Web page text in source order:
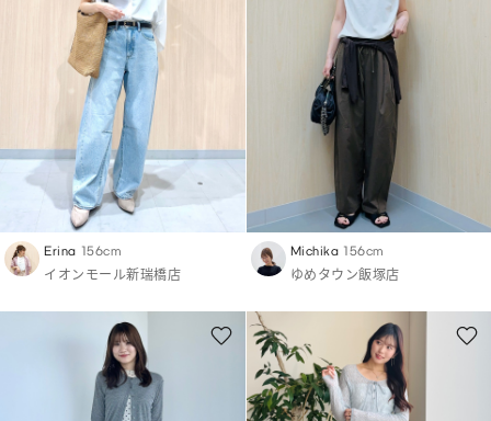
Erina 156cm
イオンモール新瑞橋店
Michika 156cm
ゆめタウン飯塚店